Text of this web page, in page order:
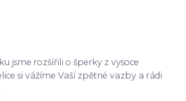
jsme rozšířili o šperky z vysoce
si vážíme Vaší zpětné vazby a rádi